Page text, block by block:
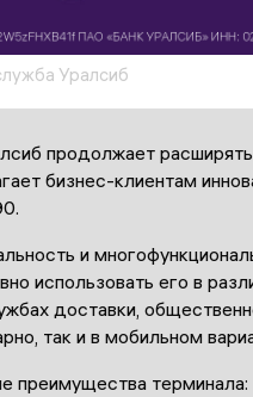
Уралсиб
продолжает
бизнес-клиентам
и
использовать его в
доставки,
так и в мобильном
преимущества терминала: